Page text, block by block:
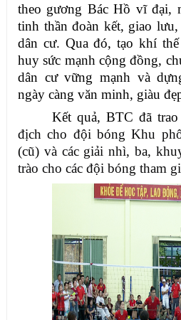
theo gương Bác Hồ vĩ đại,
tinh thần đoàn kết, giao
dân cư. Qua đó, tạo khí
huy sức mạnh cộng đồng,
dân cư vững mạnh và
ngày càng văn minh, giàu
Kết quả, BTC đã
địch cho đội bóng Khu
(cũ) và các giải nhì, ba,
trào cho các đội bóng tham